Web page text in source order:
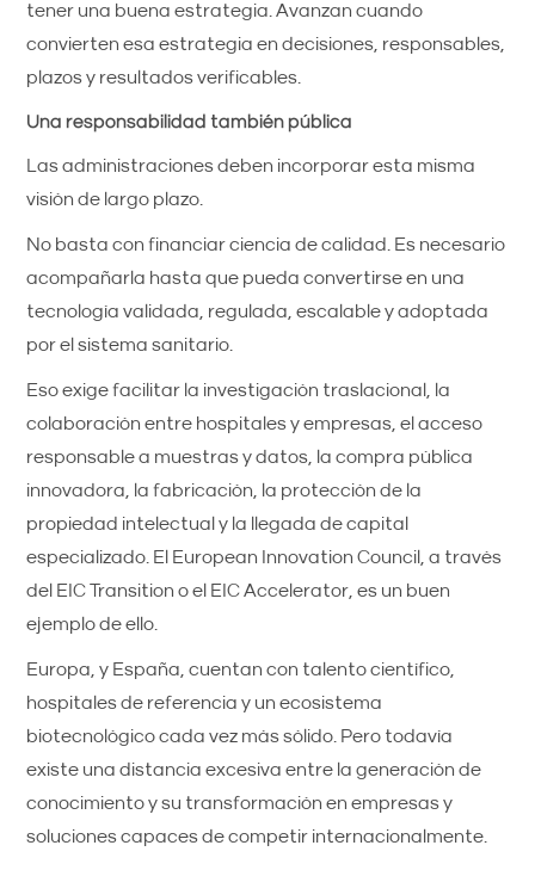
tener una buena estrategia. Avanzan cuando
convierten esa estrategia en decisiones, responsables,
plazos y resultados verificables.
Una responsabilidad también pública
Las administraciones deben incorporar esta misma
visión de largo plazo.
No basta con financiar ciencia de calidad. Es necesario
acompañarla hasta que pueda convertirse en una
tecnología validada, regulada, escalable y adoptada
por el sistema sanitario.
Eso exige facilitar la investigación traslacional, la
colaboración entre hospitales y empresas, el acceso
responsable a muestras y datos, la compra pública
innovadora, la fabricación, la protección de la
propiedad intelectual y la llegada de capital
especializado. El European Innovation Council, a través
del EIC Transition o el EIC Accelerator, es un buen
ejemplo de ello.
Europa, y España, cuentan con talento científico,
hospitales de referencia y un ecosistema
biotecnológico cada vez más sólido. Pero todavía
existe una distancia excesiva entre la generación de
conocimiento y su transformación en empresas y
soluciones capaces de competir internacionalmente.